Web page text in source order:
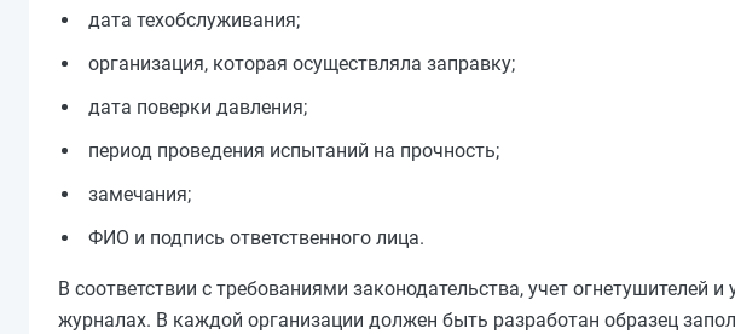
дата техобслуживания;
организация, которая осуществляла заправку;
дата поверки давления;
период проведения испытаний на прочность;
замечания;
ФИО и подпись ответственного лица.
В соответствии с требованиями законодательства, учет
журналах. В каждой организации должен быть разработан образец